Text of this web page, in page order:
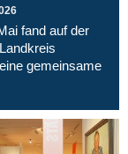
fand auf der
gemeinsame